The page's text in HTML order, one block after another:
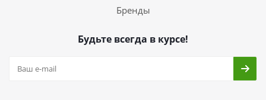
Бренды
Будьте всегда в курсе!